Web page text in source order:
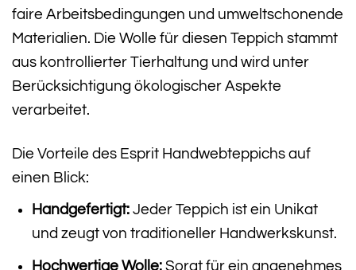
faire Arbeitsbedingungen und umweltschonende
Materialien. Die Wolle für diesen Teppich stammt
aus kontrollierter Tierhaltung und wird unter
Berücksichtigung ökologischer Aspekte
verarbeitet.
Die Vorteile des Esprit Handwebteppichs auf
einen Blick:
Handgefertigt:Jeder Teppich ist ein Unikat
und zeugt von traditioneller Handwerkskunst.
Hochwertige Wolle:Sorgt für ein angenehmes